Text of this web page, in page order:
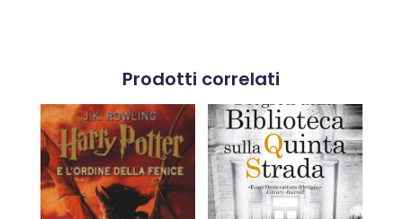
Prodotti correlati